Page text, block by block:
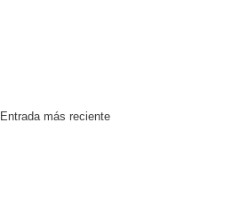
Entrada más reciente